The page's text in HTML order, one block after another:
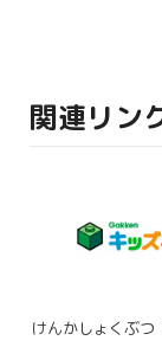
関連リン
けんかしょくぶつ